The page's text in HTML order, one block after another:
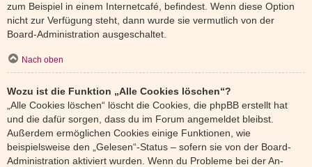
zum Beispiel in einem Internetcafé, befindest. Wenn diese Option
nicht zur Verfügung steht, dann wurde sie vermutlich von der
Board-Administration ausgeschaltet.
Nach oben
Wozu ist die Funktion „Alle Cookies löschen“?
„Alle Cookies löschen“ löscht die Cookies, die phpBB erstellt hat
und die dafür sorgen, dass du im Forum angemeldet bleibst.
Außerdem ermöglichen Cookies einige Funktionen, wie
beispielsweise den „Gelesen“-Status – sofern sie von der Board-
Administration aktiviert wurden. Wenn du Probleme bei der An-